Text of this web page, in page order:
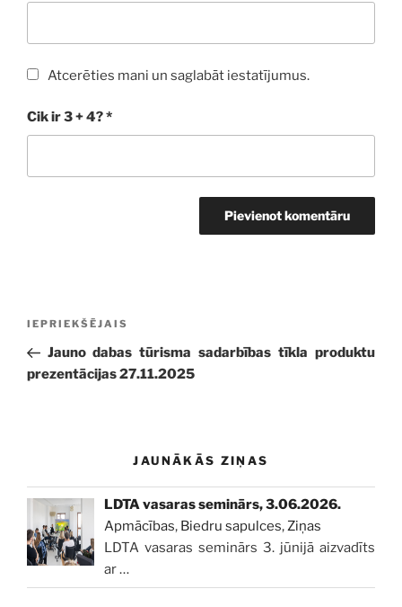
Atcerēties mani un saglabāt iestatījumus.
Cik ir 3 + 4?*
Iepriekšējā
ziņa:
IEPRIEKŠĒJAIS
Jauno dabas tūrisma sadarbības tīkla produktu
prezentācijas 27.11.2025
JAUNĀKĀS ZIŅAS
LDTA vasaras seminārs, 3.06.2026.
Apmācības, Biedru sapulces,Ziņas
LDTA vasaras seminārs 3. jūnijā aizvadīts
ar…